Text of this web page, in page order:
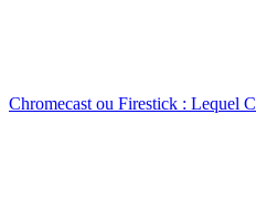
Chromecast ou Firestick : Lequel